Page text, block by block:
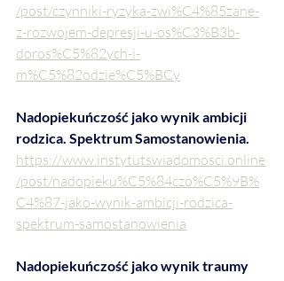
/post/czynniki-ryzyka-zwi%C4%85zane-
z-rozwojem-depresji-u-os%C3%B3b-
doros%C5%82ych-i-
m%C5%82odzie%C5%BCy
Nadopiekuńczość jako wynik ambicji
rodzica. Spektrum Samostanowienia.
https://www.instytutswiadomosci.online
/post/nadopieku%C5%84czo%C5%9B%
C4%87-jako-wynik-ambicji-rodzica-
spektrum-samostanowienia
Nadopiekuńczość jako wynik traumy